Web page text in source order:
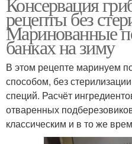
рецепты без
Маринованные
банках на зиму
В этом рецепте маринуем
способом, без
специй. Расчёт
отваренных
классическим и в то же